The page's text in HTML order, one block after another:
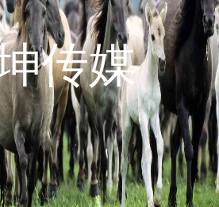
传媒